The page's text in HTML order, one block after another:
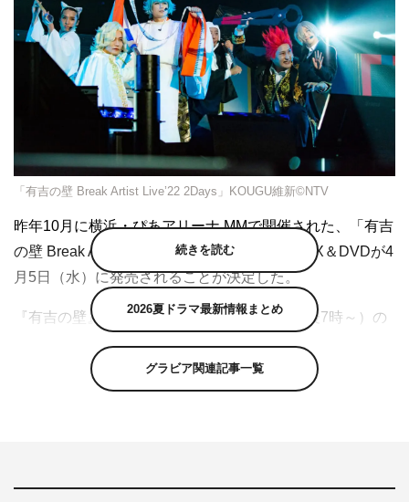
「有吉の壁 Break Artist Live’22 2Days」 KOUGU維新©NTV
昨年10月に横浜・ぴあアリーナ MMで開催された、「有吉
の壁 Break Artist Live’22 2Days」のBlu-rayBOX＆DVDが4
月5日（水）に発売されることが決定した。
『有吉の壁』（日本テレビ系 毎週水曜 午後7時～）の
人気企画「バズりの壁を越えろ！ブレイクアーティスト選
手権」で生まれたアーティストたちが、本気で歌やダンス
のパフォーマンスを披露した「Break Artist Live」。
維新」や、初のワンマンライブ開催も果たした、鼻詰まり
続きを読む
2026夏ドラマ最新情報まとめ
グラビア関連記事一覧